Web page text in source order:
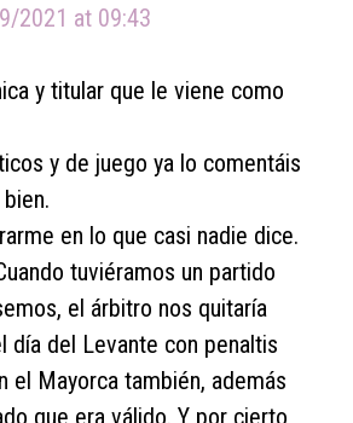
2021 at 09:43
y titular que le viene como
y de juego ya lo comentáis
en lo que casi nadie dice.
tuviéramos un partido
el árbitro nos quitaría
día del Levante con penaltis
el Mayorca también, además
que era válido. Y por cierto,